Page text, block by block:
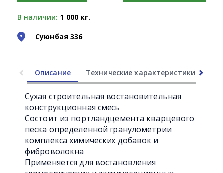
В наличии: 1 000 кг.
Суюнбая 336
Описание Технические характеристики
Сухая строительная востановительная
конструкционная смесь
Состоит из портландцемента кварцевого
песка определенной гранулометрии
комплекса химических добавок и
фиброволокна
Применяется для востановления